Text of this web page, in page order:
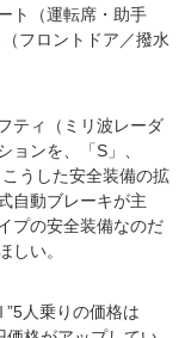
ト（運転席・助手
フロントドア／撥水
ティ（ミリ波レーダ
ョンを、「S」、
うした安全装備の拡
自動ブレーキが主
プの安全装備なのだ
しい。
人乗りの価格は